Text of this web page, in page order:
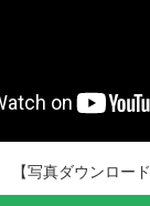
【写真ダウンロード